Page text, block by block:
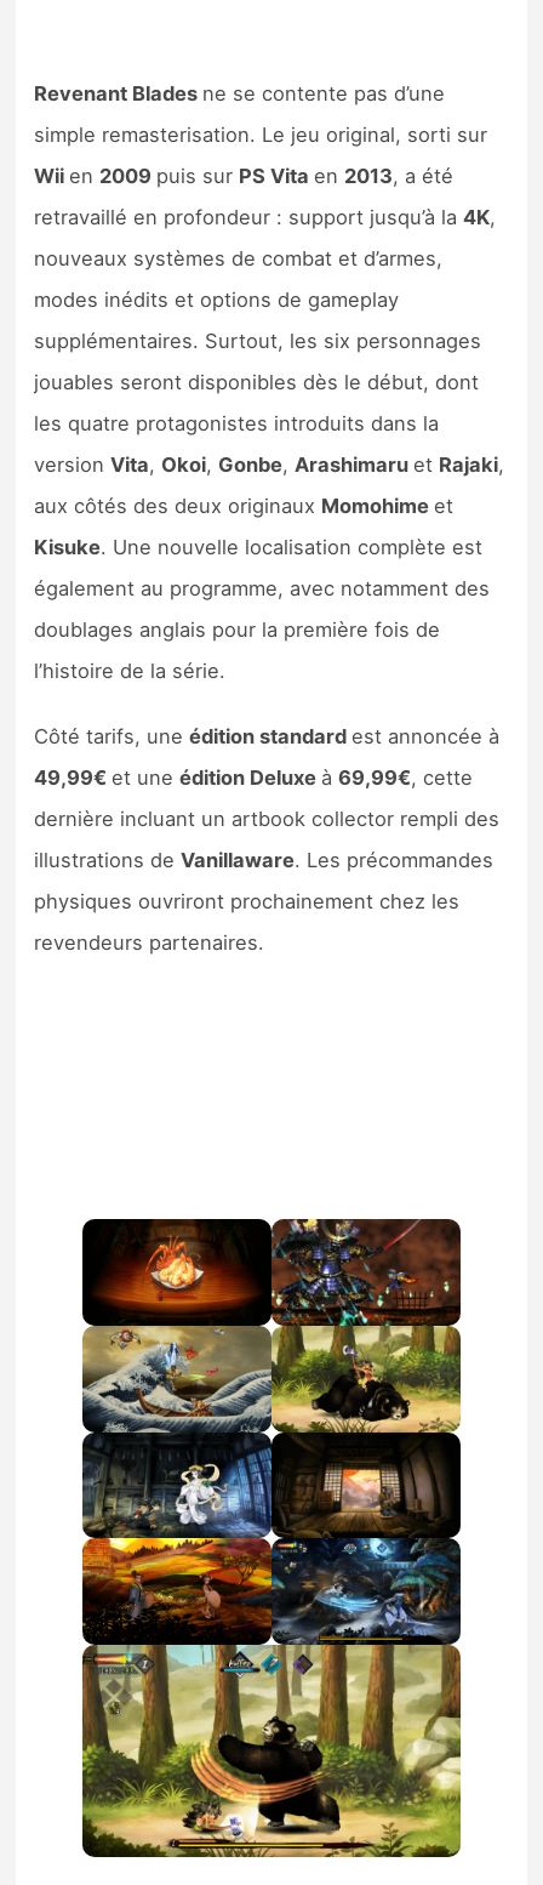
Revenant Blades ne se contente pas d’une
simple remasterisation. Le jeu original, sorti sur
Wiien 2009 puis sur PS Vitaen 2013, a été
retravaillé en profondeur : support jusqu’à la4K,
nouveaux systèmes de combat et d’armes,
modes inédits et options de gameplay
supplémentaires. Surtout, les six personnages
jouables seront disponibles dès le début, dont
les quatre protagonistes introduits dans la
versionVita, Okoi, Gonbe,Arashimaruet Rajaki,
aux côtés des deux originaux Momohimeet
Kisuke. Une nouvelle localisation complète est
également au programme, avec notamment des
doublages anglais pour la première fois de
l’histoire de la série.
Côté tarifs, uneédition standardest annoncée à
49,99€et uneédition Deluxe à69,99€, cette
dernière incluant un artbook collector rempli des
illustrations deVanillaware. Les précommandes
physiques ouvriront prochainement chez les
revendeurs partenaires.